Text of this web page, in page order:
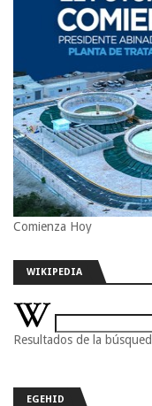
Comienza Hoy
WIKIPEDIA
Resultados de la
EGEHID